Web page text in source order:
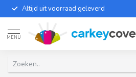
Altijd uit voorraad geleverd
MENU